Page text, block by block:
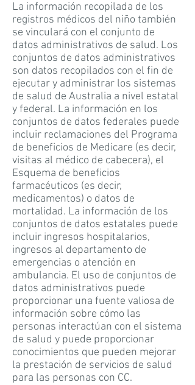
La información recopilada de los
registros médicos del niño también
se vinculará con el conjunto de
datos administrativos de salud. Los
conjuntos de datos administrativos
son datos recopilados con el fin de
ejecutar y administrar los sistemas
de salud de Australia a nivel estatal
y federal. La información en los
conjuntos de datos federales puede
incluir reclamaciones del Programa
de beneficios de Medicare (es decir,
visitas al médico de cabecera), el
Esquema de beneficios
farmacéuticos (es decir,
medicamentos) o datos de
mortalidad. La información de los
conjuntos de datos estatales puede
incluir ingresos hospitalarios,
ingresos al departamento de
emergencias o atención en
ambulancia. El uso de conjuntos de
datos administrativos puede
proporcionar una fuente valiosa de
información sobre cómo las
personas interactúan con el sistema
de salud y puede proporcionar
conocimientos que pueden mejorar
la prestación de servicios de salud
para las personas con CC.